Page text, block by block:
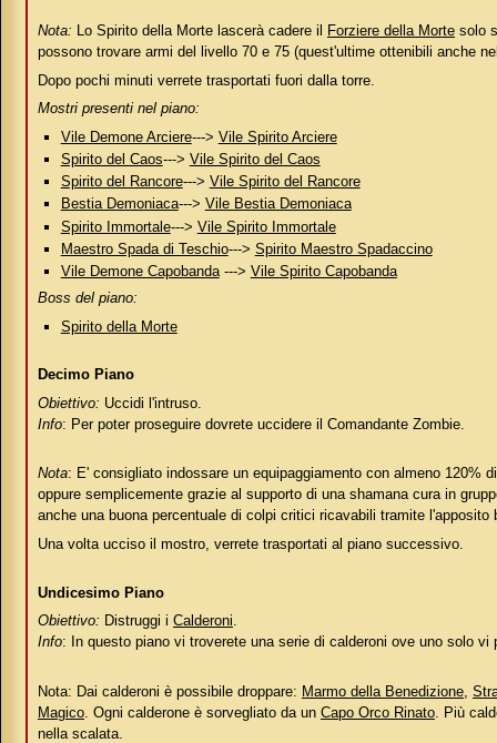
Nota: Lo Spirito della Morte lascerà cadere il Forziere della Mortesolo
possono trovare armi del livello 70 e 75 (quest'ultime ottenibili anche
Dopo pochi minuti verrete trasportati fuori dalla torre.
Mostri presenti nel piano:
Vile Demone Arciere---> Vile Spirito Arciere
Spirito del Caos---> Vile Spirito del Caos
Spirito del Rancore---> Vile Spirito del Rancore
Bestia Demoniaca---> Vile Bestia Demoniaca
Spirito Immortale---> Vile Spirito Immortale
Maestro Spada di Teschio---> Spirito Maestro Spadaccino
Vile Demone Capobanda---> Vile Spirito Capobanda
Boss del piano:
Spirito della Morte
Decimo Piano
Obiettivo: Uccidi l'intruso.
Info: Per poter proseguire dovrete uccidere il Comandante Zombie.
Nota: E' consigliato indossare un equipaggiamento con almeno 120%
oppure semplicemente grazie al supporto di una shamana cura in
anche una buona percentuale di colpi critici ricavabili tramite
Una volta ucciso il mostro, verrete trasportati al piano successivo.
Undicesimo Piano
Obiettivo: Distruggi i Calderoni.
Info: In questo piano vi troverete una serie di calderoni ove uno solo vi
Nota: Dai calderoni è possibile droppare: Marmo della Benedizione,
Magico. Ogni calderone è sorvegliato da un Capo Orco Rinato. Più
nella scalata.